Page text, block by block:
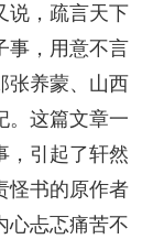
说，疏言天下
事，用意不言
张养蒙、山西
。这篇文章一
，引起了轩然
怪书的原作者
心忐忑痛苦不